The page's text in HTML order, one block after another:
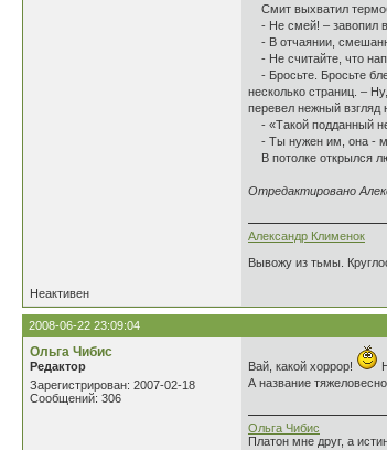
Смит выхватил
- Не смей! – завопил
- В отчаянии,
- Не считайте, что
- Бросьте. Бросьте
несколько страниц. –
перевел нежный взгляд
- «Такой подданный
- Ты нужен им, она -
В потолке открылся
Отредактировано
Александр Клименок
Вывожу из тьмы.
Неактивен
2008-06-22 23:09:04
Ольга Чибис
Редактор
Зарегистрирован: 2007-02-18
Сообщений: 306
Вай, какой хоррор!
А название
Ольга Чибис
Платон мне друг, а